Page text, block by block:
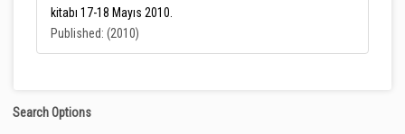
kitabı 17-18 Mayıs 2010.
Published: (2010)
Search Options